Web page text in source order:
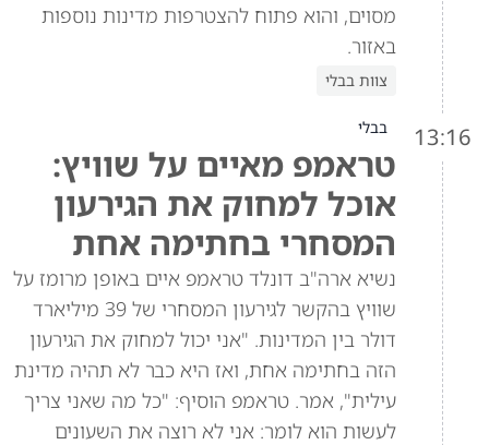
מסוים, והוא פתוח להצטרפות מדינות נוספות
באזור.
צוות בבלי
13:16 בבלי
טראמפ מאיים על שוויץ:
אוכל למחוק את הגירעון
המסחרי בחתימה אחת
נשיא ארה"ב דונלד טראמפ איים באופן מרומז על
שוויץ בהקשר לגירעון המסחרי של 39 מיליארד
דולר בין המדינות. "אני יכול למחוק את הגירעון
הזה בחתימה אחת, ואז היא כבר לא תהיה מדינת
עילית", אמר. טראמפ הוסיף: "כל מה שאני צריך
לעשות הוא לומר: אני לא רוצה את השעונים